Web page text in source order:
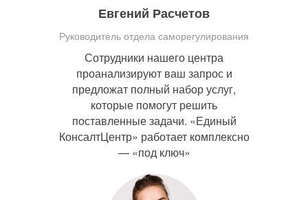
Евгений Расчетов
Руководитель отдела саморегулирования
Сотрудники нашего центра
проанализируют ваш запрос и
предложат полный набор услуг,
которые помогут решить
поставленные задачи. «Единый
КонсалтЦентр» работает комплексно
— «под ключ»